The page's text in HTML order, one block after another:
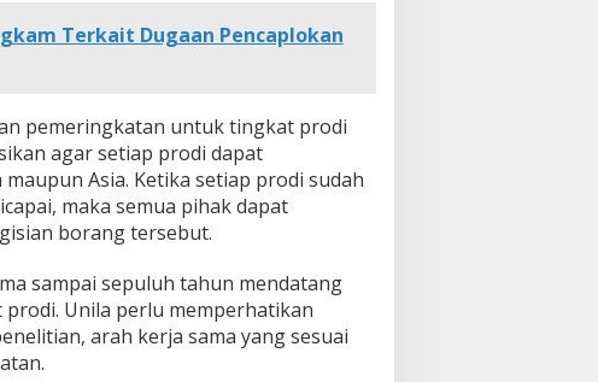
Terkait Dugaan Pencaplokan
pemeringkatan untuk tingkat prodi
agar setiap prodi dapat
Asia. Ketika setiap prodi sudah
maka semua pihak dapat
borang tersebut.
sampai sepuluh tahun mendatang
Unila perlu memperhatikan
arah kerja sama yang sesuai